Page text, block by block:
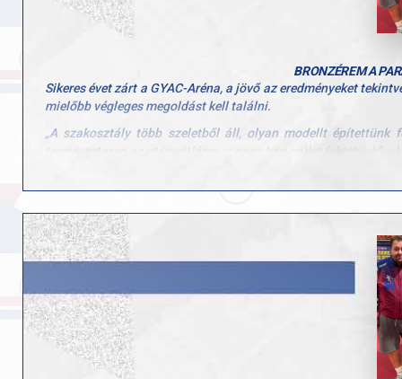
BRONZÉREM A
Sikeres évet zárt a GYAC-Aréna, a jövő az eredményeket
mielőbb végleges megoldást kell találni.
„A szakosztály több szeletből áll, olyan modellt építettünk
hátrébb lévő sportoló kapta meg. Mikor erre rákérdeztünk,
és roppant igazságtalan volt, leginkább Andrással szemben,
elismerésre méltó, Alexa harmadik helye szerintem nagy
mindenképpen megsüvegelendő” – folytatta Vígh Zsolt, aki
„Bálint Bernadett magyar bajnok lett párosban a győri
párosban második, Barcsai Sophie – aki mindössze 15 éves
játékosaink, hiszen az országos ranglistaversenyeken is
Barcsai U15-ben egyéniben és párosban, U19-ben